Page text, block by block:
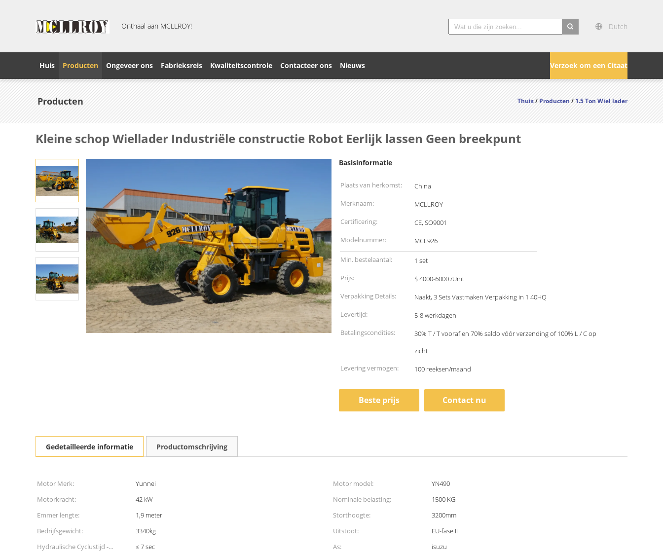
Onthaal aan MCLLROY!
Dutch
Verzoek om een Citaat
Huis Producten Ongeveer ons Fabrieksreis Kwaliteitscontrole Contacteer ons Nieuws
Producten Thuis/Producten/1.5 Ton Wiel lader
Kleine schop Wiellader Industriële constructie Robot Eerlijk lassen Geen breekpunt
Basisinformatie
Plaats van herkomst:
China
Merknaam:
MCLLROY
Certificering:
CE,ISO9001
Modelnummer:
MCL926
Min. bestelaantal:
1 set
Prijs:
$ 4000-6000 /Unit
Verpakking Details:
Naakt, 3 Sets Vastmaken Verpakking in 1 40HQ
Levertijd:
5-8 werkdagen
Betalingscondities:
30% T / T vooraf en 70% saldo vóór verzending of 100% L / C op
zicht
Levering vermogen:
100 reeksen/maand
Beste prijs Contact nu
Gedetailleerde informatie Productomschrijving
Motor Merk: Yunnei Motor model:
YN490
Motorkracht:
42 kW Nominale belasting:
1500 KG
Emmer lengte:
1,9 meter Storthoogte:
3200mm
Bedrijfsgewicht:
3340kg Uitstoot:
EU-fase II
Hydraulische Cyclustijd -
≤ 7 sec As:
isuzu